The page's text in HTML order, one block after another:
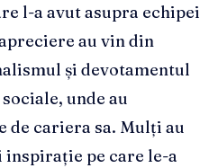
l-a avut asupra echipei
au vin din
și devotamentul
unde au
cariera sa. Mulți au
pe care le-a